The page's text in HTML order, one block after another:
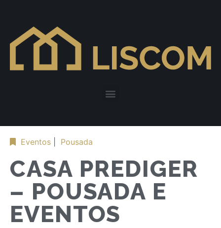
Eventos Pousada
CASA PREDIGER
– POUSADA E
EVENTOS